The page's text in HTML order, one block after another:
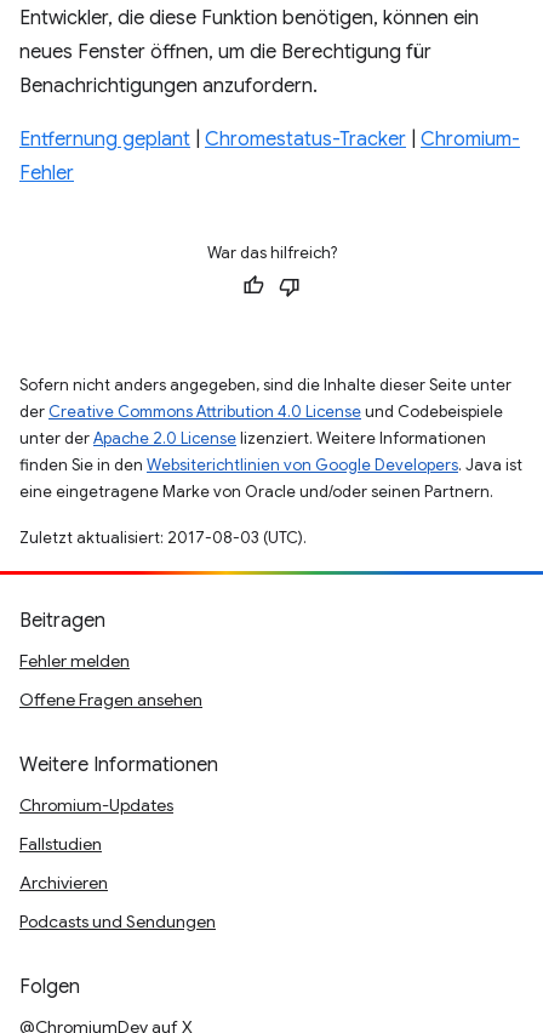
Entwickler, die diese Funktion benötigen, können ein
neues Fenster öffnen, um die Berechtigung für
Benachrichtigungen anzufordern.
Entfernung geplant Chromestatus-Tracker Chromium-
Fehler
War das hilfreich?
Sofern nicht anders angegeben, sind die Inhalte dieser Seite unter
der Creative Commons Attribution 4.0 Licenseund Codebeispiele
unter derApache 2.0 Licenselizenziert. Weitere Informationen
finden Sie in den Websiterichtlinien von Google Developers. Java ist
eine eingetragene Marke von Oracle und/oder seinen Partnern.
Zuletzt aktualisiert: 2017-08-03 (UTC).
Beitragen
Fehler melden
Offene Fragen ansehen
Weitere Informationen
Chromium-Updates
Fallstudien
Archivieren
Podcasts und Sendungen
Folgen
@ChromiumDev auf X